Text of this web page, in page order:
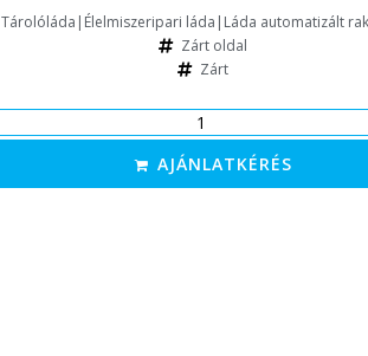
Tárolóláda|Élelmiszeripari láda|Láda automatizált
Zárt oldal
Zárt
AJÁNLATKÉRÉS